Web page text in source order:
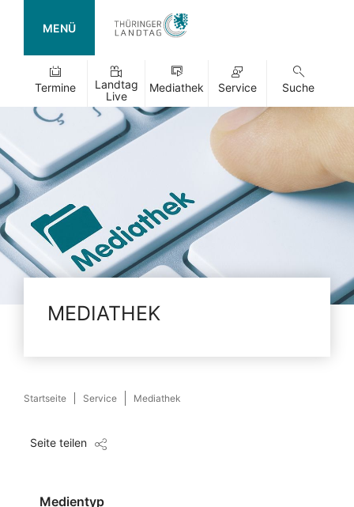
MENÜ
Termine
Landtag
Live
Mediathek Service Suche
MEDIATHEK
Startseite Service Mediathek
Seite teilen
Medientyp